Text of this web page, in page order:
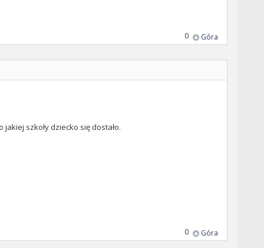
Góra
0
szkoły dziecko się dostało.
Góra
0